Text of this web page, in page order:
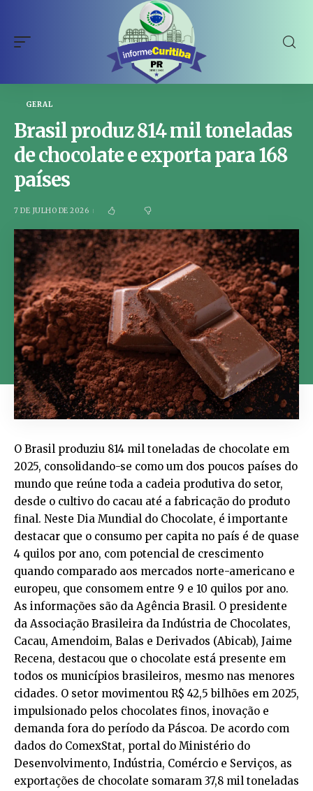
GERAL
Brasil produz 814 mil toneladas
de chocolate e exporta para 168
países
7 DE JULHO DE 2026
O Brasil produziu 814 mil toneladas de chocolate em
2025, consolidando-se como um dos poucos países do
mundo que reúne toda a cadeia produtiva do setor,
desde o cultivo do cacau até a fabricação do produto
final. Neste Dia Mundial do Chocolate, é importante
destacar que o consumo per capita no país é de quase
4 quilos por ano, com potencial de crescimento
quando comparado aos mercados norte-americano e
europeu, que consomem entre 9 e 10 quilos por ano.
As informações são da Agência Brasil. O presidente
da Associação Brasileira da Indústria de Chocolates,
Cacau, Amendoim, Balas e Derivados (Abicab), Jaime
Recena, destacou que o chocolate está presente em
todos os municípios brasileiros, mesmo nas menores
cidades. O setor movimentou R$ 42,5 bilhões em 2025,
impulsionado pelos chocolates finos, inovação e
demanda fora do período da Páscoa. De acordo com
dados do ComexStat, portal do Ministério do
Desenvolvimento, Indústria, Comércio e Serviços, as
exportações de chocolate somaram 37,8 mil toneladas